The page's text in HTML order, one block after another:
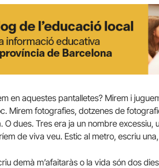
en aquestes pantalletes? Mirem i
Mirem fotografies, dotzenes de
O dues. Tres era ja un nombre
de viva veu. Estic al metro, escriu
demà m’afaitaràs o la vida són dos